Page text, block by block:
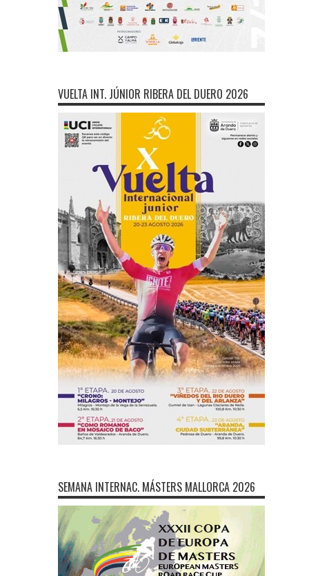
VUELTA INT. JÚNIOR RIBERA DEL DUERO 2026
SEMANA INTERNAC. MÁSTERS MALLORCA 2026